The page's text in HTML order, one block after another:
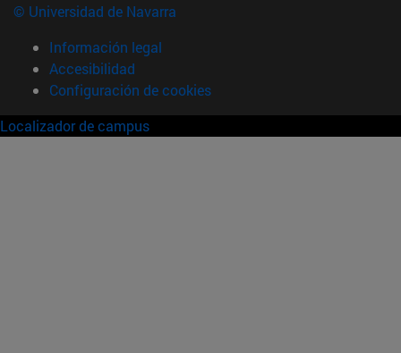
© Universidad de Navarra
Información legal
Accesibilidad
Configuración de cookies
Localizador de campus